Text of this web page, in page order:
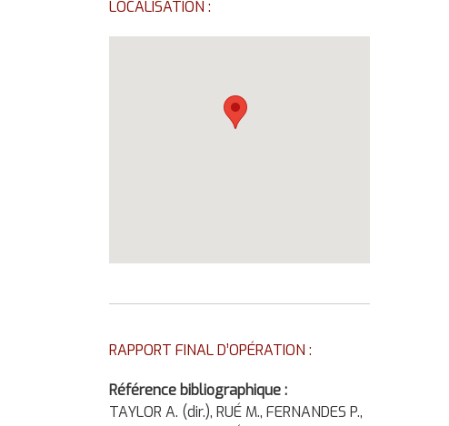
LOCALISATION :
RAPPORT FINAL D’OPÉRATION :
Référence bibliographique :
TAYLOR A. (dir.), RUÉ M., FERNANDES P.,